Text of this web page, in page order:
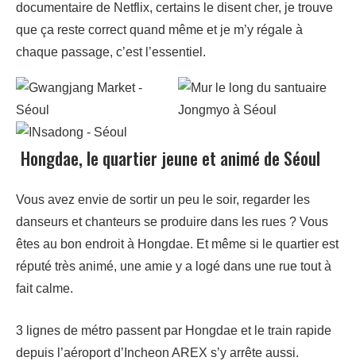
documentaire de Netflix, certains le disent cher, je trouve
que ça reste correct quand même et je m’y régale à
chaque passage, c’est l’essentiel.
Hongdae, le quartier jeune et animé de Séoul
Vous avez envie de sortir un peu le soir, regarder les
danseurs et chanteurs se produire dans les rues ? Vous
êtes au bon endroit à Hongdae. Et même si le quartier est
réputé très animé, une amie y a logé dans une rue tout à
fait calme.
3 lignes de métro passent par Hongdae et le train rapide
depuis l’aéroport d’Incheon AREX s’y arrête aussi.